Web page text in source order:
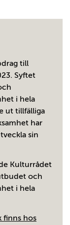
till
Syftet
i hela
ut tillfälliga
har
sin
Kulturrådet
och
i hela
finns hos